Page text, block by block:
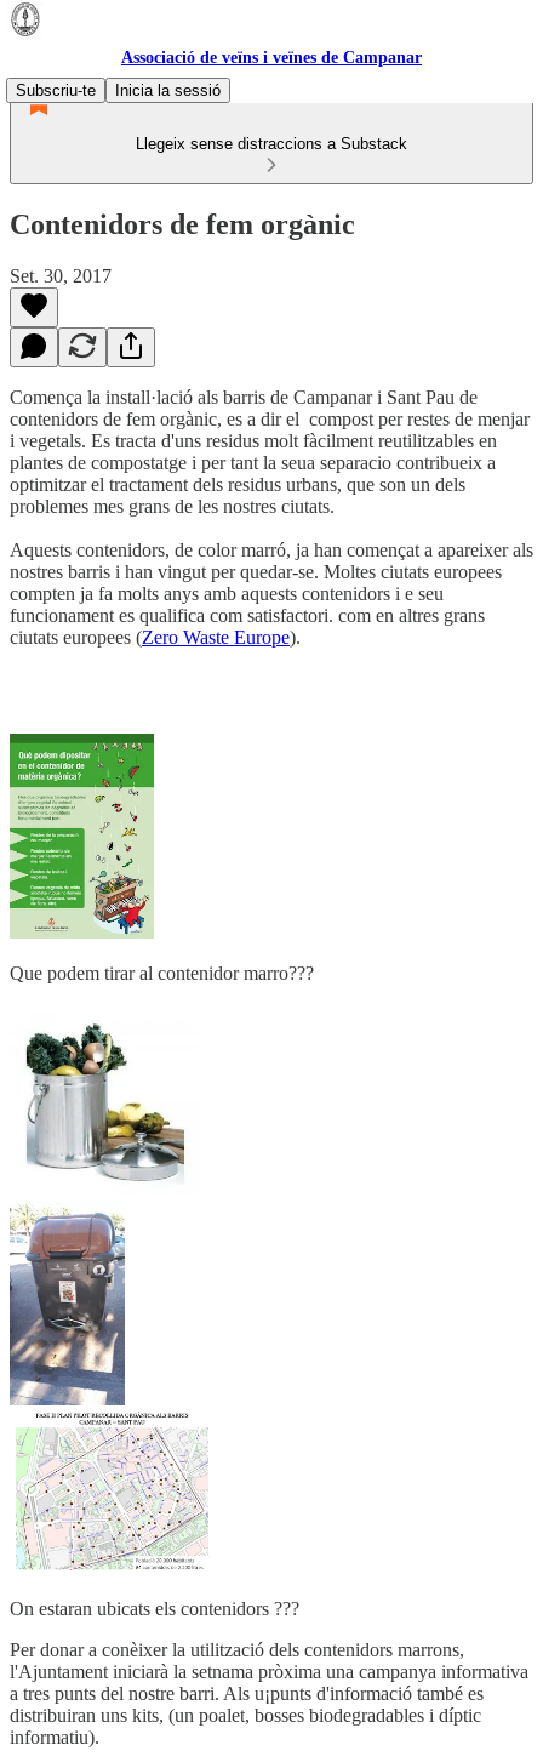
Associació de veïns i veïnes de Campanar
Subscriu-te
Inicia la sessió
Llegeix sense distraccions a Substack
Contenidors de fem orgànic
Set. 30, 2017
Comença la install·lació als barris de Campanar i Sant Pau de
contenidors de fem orgànic, es a dir el compost per restes de menjar
i vegetals. Es tracta d'uns residus molt fàcilment reutilitzables en
plantes de compostatge i per tant la seua separacio contribueix a
optimitzar el tractament dels residus urbans, que son un dels
problemes mes grans de les nostres ciutats.
Aquests contenidors, de color marró, ja han començat a apareixer als
nostres barris i han vingut per quedar-se. Moltes ciutats europees
compten ja fa molts anys amb aquests contenidors i e seu
funcionament es qualifica com satisfactori. com en altres grans
ciutats europees (Zero Waste Europe).
Que podem tirar al contenidor marro???
On estaran ubicats els contenidors ???
Per donar a conèixer la utilització dels contenidors marrons,
l'Ajuntament iniciarà la setnama pròxima una campanya informativa
a tres punts del nostre barri. Als u¡punts d'informació també es
distribuiran uns kits, (un poalet, bosses biodegradables i díptic
informatiu).